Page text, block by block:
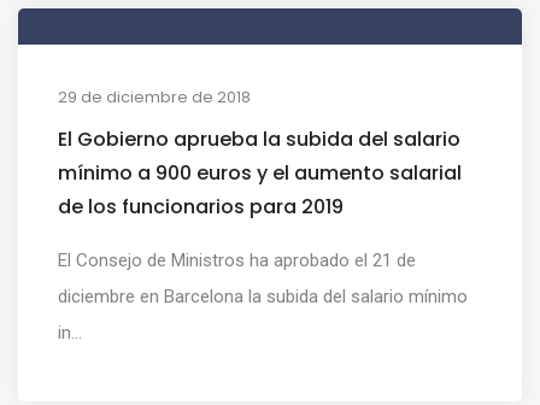
29 de diciembre de 2018
El Gobierno aprueba la subida del salario
mínimo a 900 euros y el aumento salarial
de los funcionarios para 2019
El Consejo de Ministros ha aprobado el 21 de
diciembre en Barcelona la subida del salario mínimo
in...